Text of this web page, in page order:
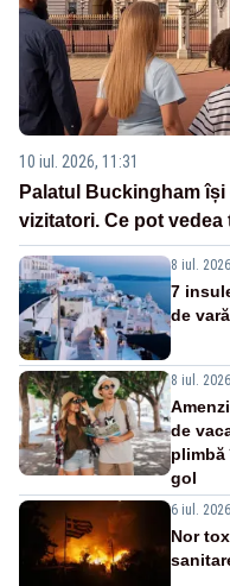
10 iul. 2026, 11:31
Palatul Buckingham
vizitatori. Ce pot
8 iul.
7
de vară
8 iul.
de
gol
6 iul.
Nor